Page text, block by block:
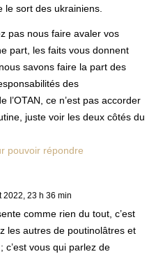
le sort des ukrainiens.
pas nous faire avaler vos
part, les faits vous donnent
savons faire la part des
des
l’OTAN, ce n’est pas accorder
juste voir les deux côtés du
pouvoir répondre
2022, 23 h 36 min
comme rien du tout, c’est
les autres de poutinolâtres et
c’est vous qui parlez de